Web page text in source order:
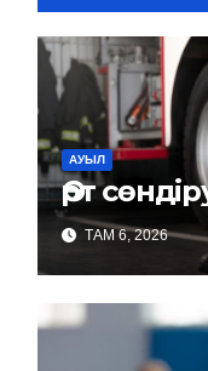
АУЫЛ
Өрт
ТАМ 6, 2026